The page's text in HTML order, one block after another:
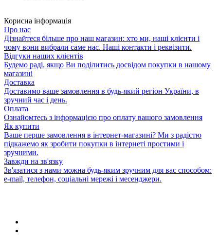
Корисна інформація
Про нас
Дізнайтеся більше про наш магазин: хто ми, наші клієнти і
чому вони вибрали саме нас. Наші контакти і реквізити.
Відгуки наших клієнтів
Будемо раді, якщо Ви поділитись досвідом покупки в нашому
магазині
Доставка
Доставимо ваше замовлення в будь-який регіон України, в
зручний час і день.
Оплата
Ознайомтесь з інформацією про оплату вашого замовлення
Як купити
Ваше перше замовлення в інтернет-магазині? Ми з радістю
підкажемо як зробити покупки в інтернеті простими і
зручними.
Завжди на зв'язку
Зв'язатися з нами можна будь-яким зручним для вас способом:
e-mail, телефон, соціальні мережі і месенджери.